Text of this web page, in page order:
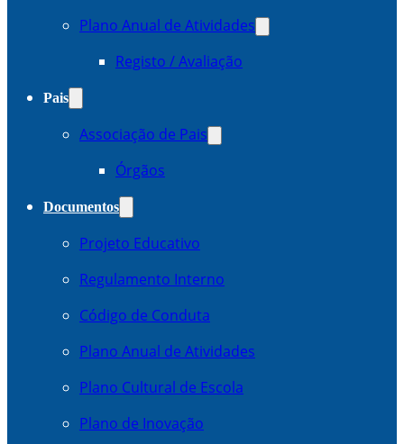
Plano Anual de Atividades
Registo / Avaliação
Pais
Associação de Pais
Órgãos
Documentos
Projeto Educativo
Regulamento Interno
Código de Conduta
Plano Anual de Atividades
Plano Cultural de Escola
Plano de Inovação